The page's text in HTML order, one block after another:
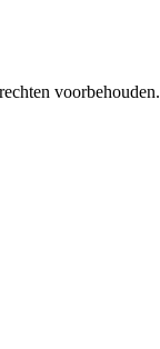
voorbehouden.